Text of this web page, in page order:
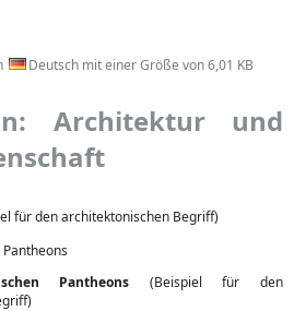
Deutsch mit einer Größe von 6,01 KB
Architektur und
für den architektonischen Begriff)
Pantheons (Beispiel für den